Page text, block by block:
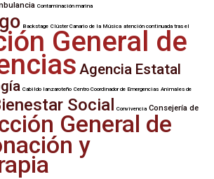
Contaminación marina
Backstage Clúster Canario de la Música atención continuada tras el
General de
Agencia Estatal
Cabildo lanzaroteño Centro Coordinador de Emergencias Animales de
Social Convivencia Consejería de
General de
y